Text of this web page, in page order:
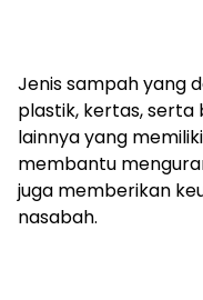
Jenis sampah yang
plastik, kertas,
lainnya yang
membantu
juga memberikan
nasabah.